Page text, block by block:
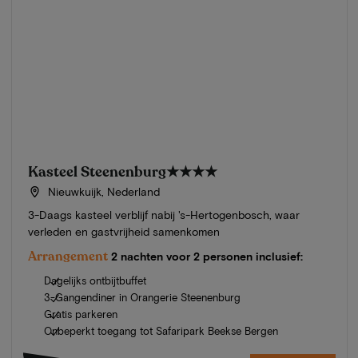
Kasteel Steenenburg★★★★
Nieuwkuijk, Nederland
3-Daags kasteel verblijf nabij 's-Hertogenbosch, waar
verleden en gastvrijheid samenkomen
Arrangement 2 nachten voor 2 personen inclusief:
Dagelijks ontbijtbuffet
3-Gangendiner in Orangerie Steenenburg
Gratis parkeren
Onbeperkt toegang tot Safaripark Beekse Bergen